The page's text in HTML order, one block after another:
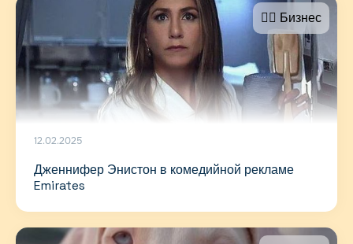
🤵‍♂️ Бизнес
12.02.2025
Дженнифер Энистон в комедийной рекламе
Emirates